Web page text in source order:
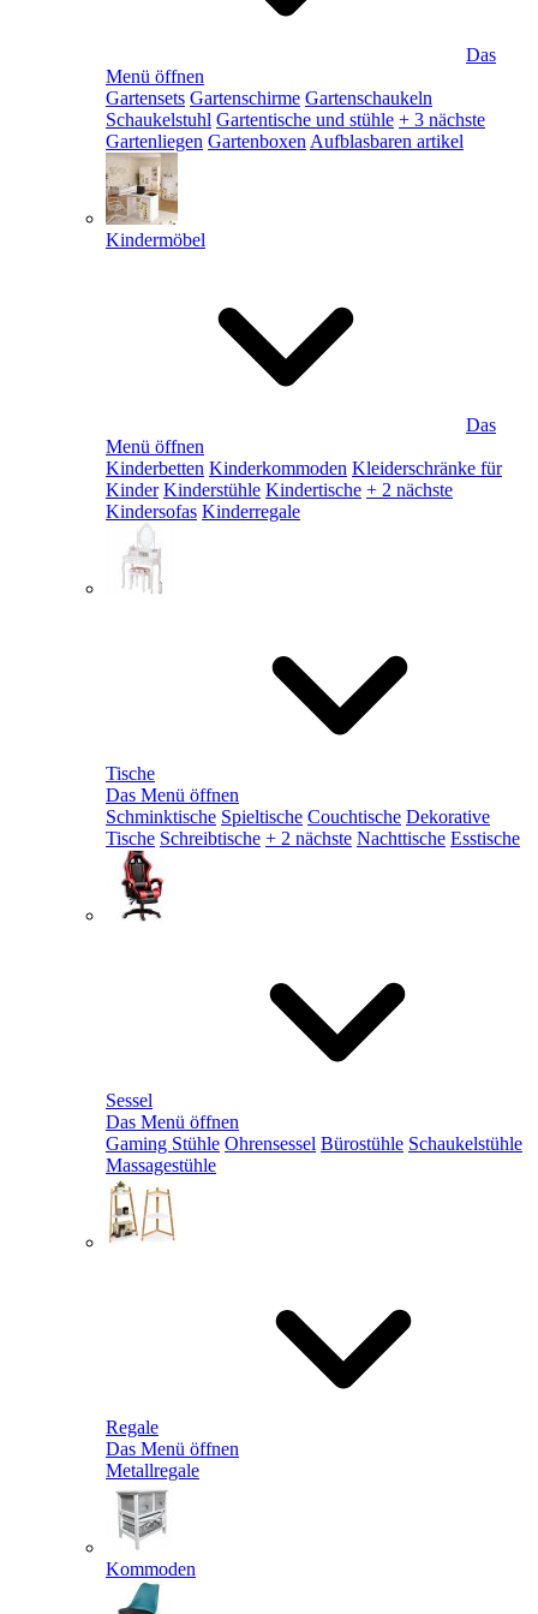
Das
Menü öffnen
Gartensets Gartenschirme Gartenschaukeln
Schaukelstuhl Gartentische und stühle + 3 nächste
Gartenliegen Gartenboxen Aufblasbaren artikel
Kindermöbel
Das
Menü öffnen
Kinderbetten Kinderkommoden Kleiderschränke für
Kinder Kinderstühle Kindertische + 2 nächste
Kindersofas Kinderregale
Tische
Das Menü öffnen
Schminktische Spieltische Couchtische Dekorative
Tische Schreibtische + 2 nächste Nachttische Esstische
Sessel
Das Menü öffnen
Gaming Stühle Ohrensessel Bürostühle Schaukelstühle
Massagestühle
Regale
Das Menü öffnen
Metallregale
Kommoden